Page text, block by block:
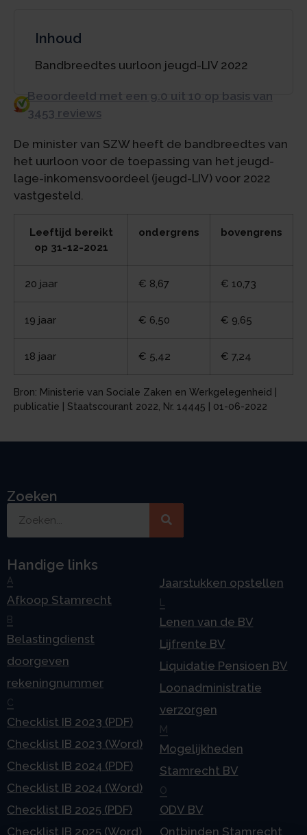
Inhoud
Bandbreedtes uurloon jeugd-LIV 2022
Beoordeeld met een 9.0 uit 10 op basis van
3453 reviews
De minister van SZW heeft de bandbreedtes van
het uurloon voor de toepassing van het jeugd-
lage-inkomensvoordeel (jeugd-LIV) voor 2022
vastgesteld.
Leeftijd bereikt
op 31-12-2021
ondergrens bovengrens
20 jaar € 8,67 € 10,73
19 jaar € 6,50 € 9,65
18 jaar € 5,42 € 7,24
Bron: Ministerie van Sociale Zaken en Werkgelegenheid |
publicatie | Staatscourant 2022, Nr. 14445 | 01-06-2022
Zoeken
Handige links
A
Afkoop Stamrecht
B
Belastingdienst
doorgeven
rekeningnummer
C
Checklist IB 2023 (PDF)
Checklist IB 2023 (Word)
Checklist IB 2024 (PDF)
Checklist IB 2024 (Word)
Checklist IB 2025 (PDF)
Checklist IB 2025 (Word)
Jaarstukken opstellen
Lenen van de BV
Lijfrente BV
Liquidatie Pensioen BV
Loonadministratie
verzorgen
M
Mogelijkheden
Stamrecht BV
O
ODV BV
Ontbinden Stamrecht